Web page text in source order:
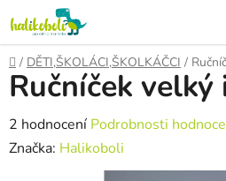
na
obsah
Domů
/ DĚTI,ŠKOLÁCI,ŠKOLKÁČCI /
Ručníček velký
Průměrné
hodnocení
2 hodnocení Podrobnosti
Značka: Halikoboli